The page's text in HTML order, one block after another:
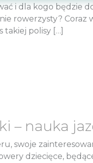
i dla kogo będzie
rowerzysty?
takiej polisy […]
– nauka
swoje
dziecięce,